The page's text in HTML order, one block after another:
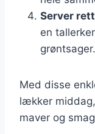
Server
en
grøntsager.
Med disse
lækker
maver og